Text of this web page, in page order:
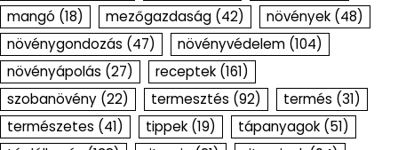
mangó (18) mezőgazdaság (42) növények (48)
növénygondozás (47) növényvédelem (104)
növényápolás (27) receptek (161)
szobanövény (22) termesztés (92) termés (31)
természetes (41) tippek (19) tápanyagok (51)